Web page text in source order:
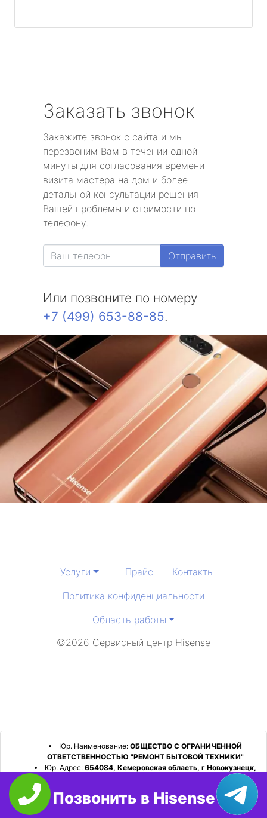
Заказать звонок
Закажите звонок с сайта и мы
перезвоним Вам в течении одной
минуты для согласования времени
визита мастера на дом и более
детальной консультации решения
Вашей проблемы и стоимости по
телефону.
Отправить
Или позвоните по номеру
+7 (499) 653-88-85.
Услуги Прайс
Контакты
Политика конфиденциальности
Область работы
©2026 Сервисный центр Hisense
Юр. Наименование: ОБЩЕСТВО С ОГРАНИЧЕННОЙ
ОТВЕТСТВЕННОСТЬЮ "РЕМОНТ БЫТОВОЙ ТЕХНИКИ"
Юр. Адрес: 654084, Кемеровская область, г Новокузнецк,
р-н Орджоникидзевский, пр-кт Шахтеров, д. 31, кв. 2
ИНН: 4253052180 ОГРН:1224200006128
Позвонить в Hisense